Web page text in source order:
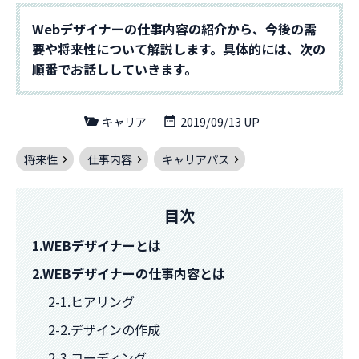
Webデザイナーの仕事内容の紹介から、今後の需
要や将来性について解説します。具体的には、次の
順番でお話ししていきます。
キャリア 2019/09/13 UP
将来性 仕事内容 キャリアパス
目次
1.WEBデザイナーとは
2.WEBデザイナーの仕事内容とは
2-1.ヒアリング
2-2.デザインの作成